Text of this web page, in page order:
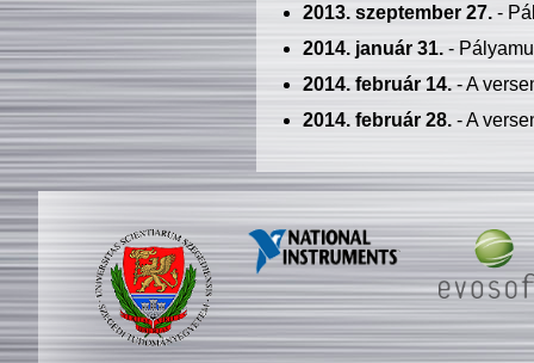
2013. szeptember 27.-
2014. január 31.-
2014. február 14.- A
2014. február 28.- A